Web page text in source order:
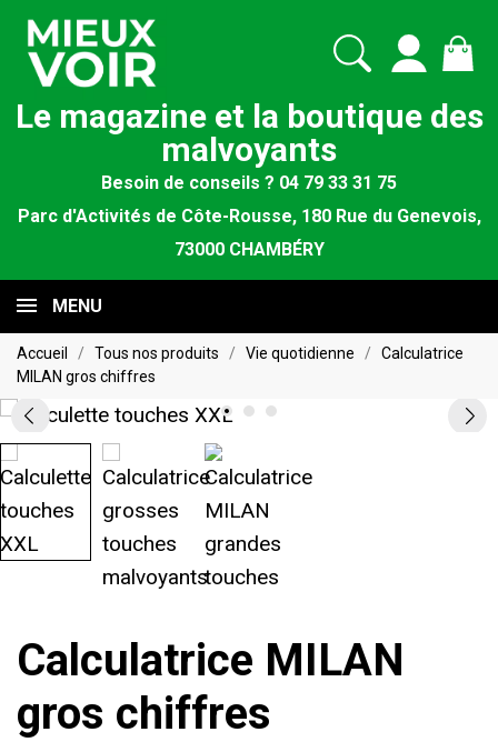
Le magazine et la boutique des
malvoyants
Besoin de conseils ? 04 79 33 31 75
Parc d'Activités de Côte-Rousse, 180 Rue du Genevois,
73000 CHAMBÉRY
MENU
Accueil Tous nos produits Vie quotidienne
Calculatrice
MILAN gros chiffres
Calculatrice MILAN
gros chiffres